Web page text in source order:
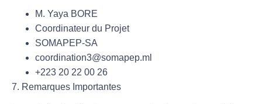
M. Yaya BORE
Coordinateur du Projet
SOMAPEP-SA
coordination3@somapep.ml
+223 20 22 00 26
7. Remarques Importantes